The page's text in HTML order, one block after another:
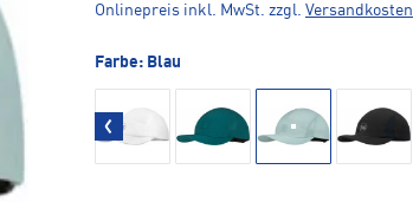
Onlinepreis inkl. MwSt. zzgl. Versandkosten
Farbe: Blau